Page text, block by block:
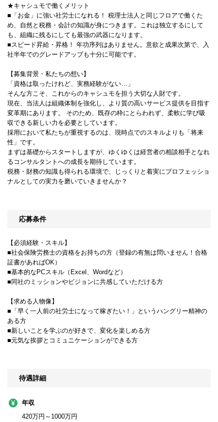
★キャシュモで働くメリット
■「お金」に強い社労士になれる！ 税理士法人と同じフロアで働くた
め、自然と税務・会計の知識が身につきます。これは独立するにして
も、組織に残るにしても最強の武器になります。
■スピード昇給・昇格！ 年功序列はありません。意欲と成果次第で、入
社半年でのグレードアップも十分に可能です。
【募集背景・私たちの想い】
「資格は取ったけれど、実務経験がない…」
そんな方こそ、これからのキャシュモを担う大切な人財です。
現在、当法人は組織体制を強化し、より質の高いサービス提供を目指す
変革期にあります。 そのため、既存の枠にとらわれず、柔軟に学び吸
収できる新しい力を必要としています。
採用において私たちが重視するのは、現時点でのスキルよりも「将来
性」です。
まずは基礎からスタートしますが、ゆくゆくは経営者の相談相手となれ
るコンサルタントへの成長を期待しています。
税務・財務の知識も得られる環境で、じっくりと着実にプロフェッショ
ナルとしての実力を磨いていきませんか？
応募条件
【必須経験・スキル】
■社会保険労務士の資格をお持ちの方（登録の有無は問いません！合格
証書があればOK）
■基本的なPCスキル（Excel、Wordなど）
■同社のミッションやビジョンに共感していただける方
【求める人物像】
■「早く一人前の社労士になって稼ぎたい！」というハングリー精神の
ある方
■新しいことを学ぶのが好きで、変化を楽しめる方
■元気な挨拶とコミュニケーションができる方
待遇詳細
年収
420万円～1000万円